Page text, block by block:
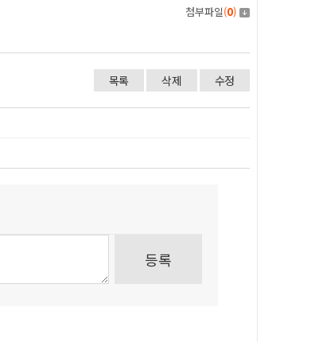
첨부파일(0)
목록 삭제 수정